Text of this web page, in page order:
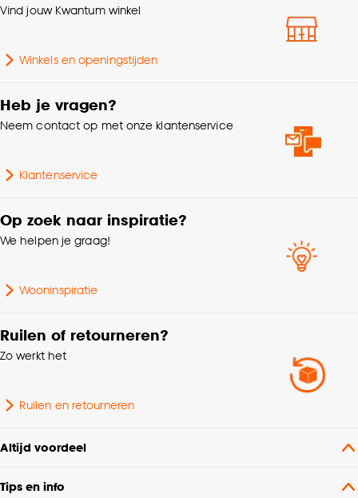
Vind jouw Kwantum winkel
Winkels en openingstijden
Heb je vragen?
Neem contact op met onze klantenservice
Klantenservice
Op zoek naar inspiratie?
We helpen je graag!
Wooninspiratie
Ruilen of retourneren?
Zo werkt het
Ruilen en retourneren
Altijd voordeel
Tips en info